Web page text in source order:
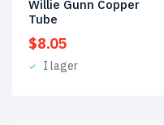
Willie Gunn Copper
Tube
$8.05
I lager